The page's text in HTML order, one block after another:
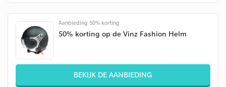
Aanbieding 50% korting
50% korting op de Vinz Fashion Helm
BEKIJK DE AANBIEDING